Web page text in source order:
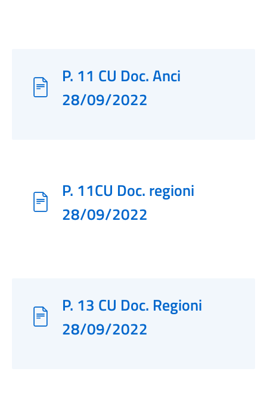
P. 11 CU Doc. Anci
28/09/2022
P. 11CU Doc. regioni
28/09/2022
P. 13 CU Doc. Regioni
28/09/2022